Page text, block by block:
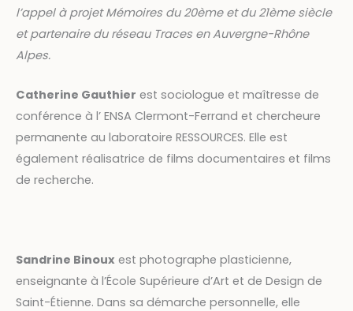
l’appel à projet Mémoires du 20ème et du 21ème siècle
et partenaire du réseau Traces en Auvergne-Rhône
Alpes.
Catherine Gauthier est sociologue et maîtresse de
conférence à l’ ENSA Clermont-Ferrand et chercheure
permanente au laboratoire RESSOURCES. Elle est
également réalisatrice de films documentaires et films
de recherche.
Sandrine Binoux est photographe plasticienne,
enseignante à l’École Supérieure d’Art et de Design de
Saint-Étienne. Dans sa démarche personnelle, elle